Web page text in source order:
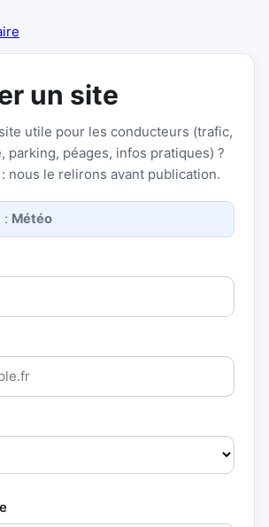
un site
utile pour les conducteurs (trafic,
parking, péages, infos pratiques) ?
nous le relirons avant publication.
: Météo